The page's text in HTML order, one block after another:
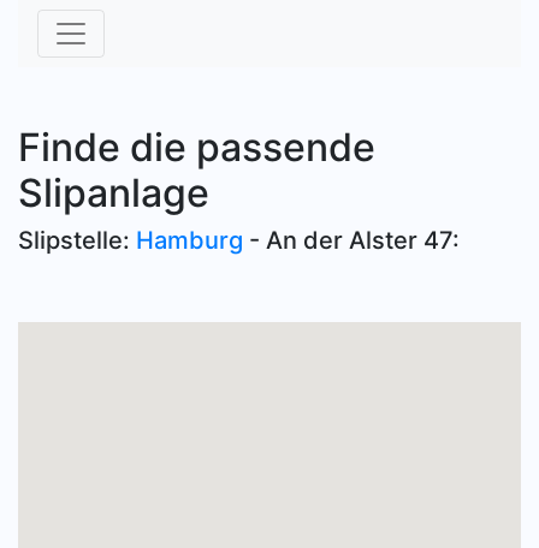
Finde die passende
Slipanlage
Slipstelle: Hamburg - An der Alster 47: